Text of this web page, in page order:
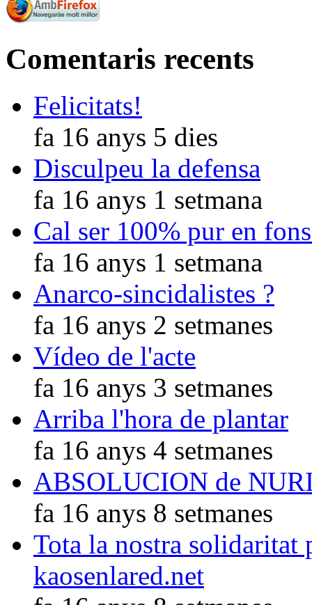
Comentaris recents
Felicitats!
fa 16 anys 5 dies
Disculpeu la defensa
fa 16 anys 1 setmana
Cal ser 100% pur en
fa 16 anys 1 setmana
Anarco-sincidalistes ?
fa 16 anys 2 setmanes
Vídeo de l'acte
fa 16 anys 3 setmanes
Arriba l'hora de plantar
fa 16 anys 4 setmanes
ABSOLUCION de
fa 16 anys 8 setmanes
Tota la nostra solidaritat
kaosenlared.net